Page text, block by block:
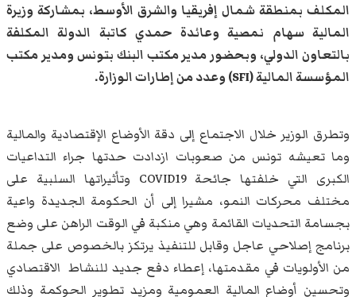
المكلف بمنطقة شمال إفريقيا والشرق الأوسط، بمشاركة وزيرة
المالية سهام نمصية وعائدة حمدي كاتبة الدولة المكلفة
بالتعاون الدولي، وبحضور مدير مكتب البنك بتونس ومدير مكتب
المؤسسة المالية (SFI) وعدد من إطارات الوزارة.
وتطرق الوزير خلال الاجتماع إلى دقة الأوضاع الإقتصادية والمالية
وما تعيشه تونس من صعوبات ازدادت حدتها جراء التداعيات
الكبرى التي خلفتها جائحة COVID19 وتأثيراتها السلبية على
مختلف محركات النمو، مشيرا إلى أن الحكومة الجديدة واعية
بجسامة التحديات القائمة وهي منكبة في الوقت الراهن على وضع
برنامج إصلاحي عاجل وقابل للتنفيذ يرتكز بالخصوص على جملة
من الأولويات في مقدمتها، إعطاء دفع جديد للنشاط الاقتصادي
وتحسين أوضاع المالية العمومية ومزيد تطوير الحوكمة وذلك